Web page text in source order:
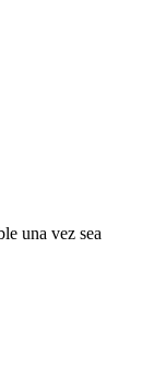
una vez sea